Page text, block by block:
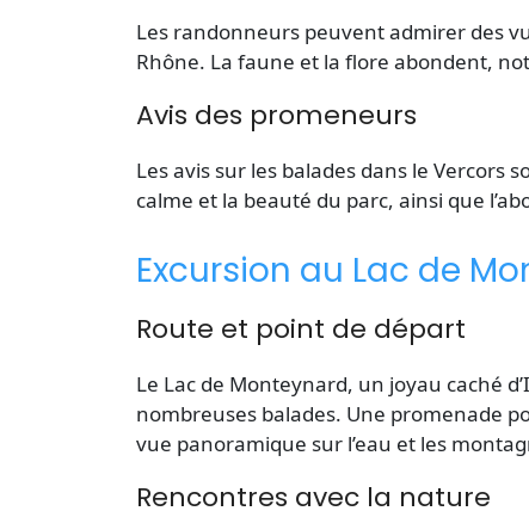
Les randonneurs peuvent admirer des
Rhône. La faune et la flore abondent,
Avis des promeneurs
Les avis sur les balades dans le Vercors
calme et la beauté du parc, ainsi que
Excursion au Lac de
Route et point de départ
Le Lac de Monteynard, un joyau caché
nombreuses balades. Une promenade
vue panoramique sur l’eau et les
Rencontres avec la nature